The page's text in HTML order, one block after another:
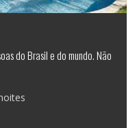
do Brasil e do mundo. Não